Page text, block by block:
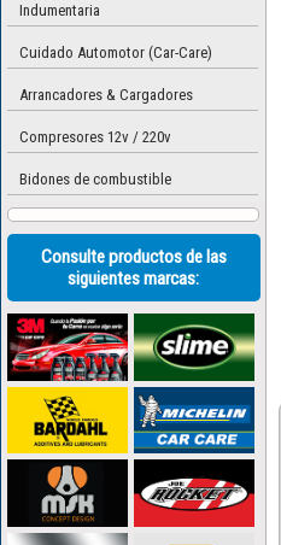
Indumentaria
Cuidado Automotor (Car-Care)
Arrancadores & Cargadores
Compresores 12v / 220v
Bidones de combustible
Consulte productos de las
siguientes marcas: